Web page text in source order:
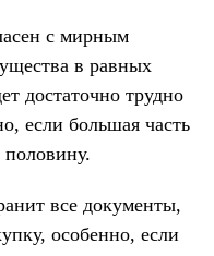
с мирным
в равных
достаточно трудно
если большая часть
все документы,
особенно, если